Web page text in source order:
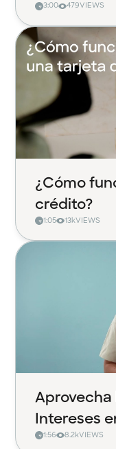
3:00 479VIEWS
¿Cómo
crédito?
1:05 13kVIEWS
Aprovecha
Intereses
con Klar
1:56 8.2kVIEWS